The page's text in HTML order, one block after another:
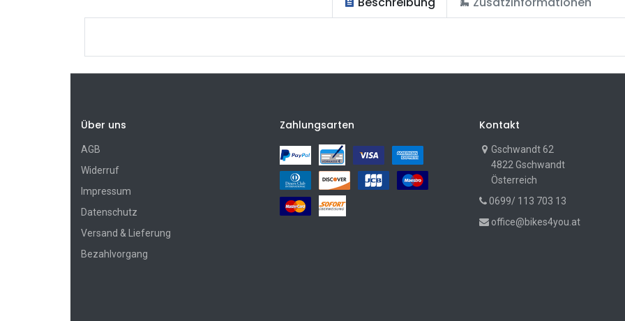
Über uns
AGB
Widerruf
Impressum
Datenschutz
Versand & Lieferung
Bezahlvorgang
Zahlungsarten Kontakt
Gschwandt 62
4822 Gschwandt
Österreich
0699/ 113 703 13
office@bikes4you.at